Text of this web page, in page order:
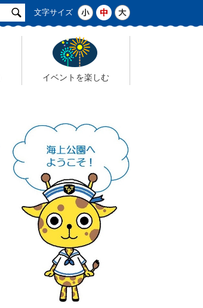
文字サイズ
イベントを楽しむ